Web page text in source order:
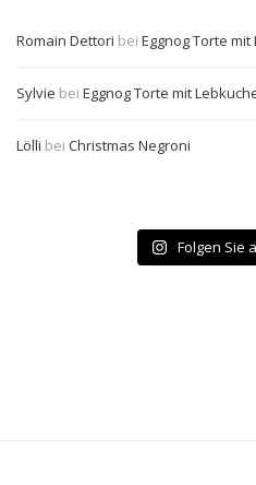
Romain Dettori bei Eggnog Torte
Sylvie bei Eggnog Torte mit
Lölli bei Christmas Negroni
Folgen Sie